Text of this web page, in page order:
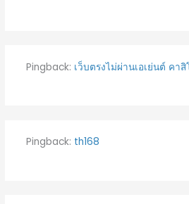
Pingback: เว็บตรงไม่ผ่านเอเย่นต์ คา
Pingback: th168